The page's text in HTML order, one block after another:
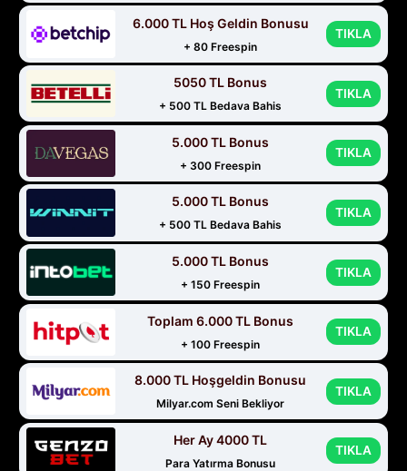
6.000 TL Hoş Geldin Bonusu
+ 80 Freespin
TIKLA
5050 TL Bonus
+ 500 TL Bedava Bahis
TIKLA
5.000 TL Bonus
+ 300 Freespin
TIKLA
5.000 TL Bonus
+ 500 TL Bedava Bahis
TIKLA
5.000 TL Bonus
+ 150 Freespin
TIKLA
Toplam 6.000 TL Bonus
+ 100 Freespin
TIKLA
8.000 TL Hoşgeldin Bonusu
Milyar.com Seni Bekliyor
TIKLA
Her Ay 4000 TL
Para Yatırma Bonusu
TIKLA